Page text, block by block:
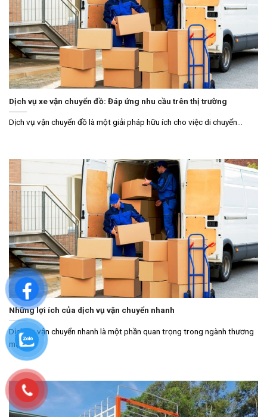
Dịch vụ xe vận chuyển đồ: Đáp ứng nhu cầu trên thị trường
Dịch vụ vận chuyển đồ là một giải pháp hữu ích cho việc di chuyển...
Những lợi ích của dịch vụ vận chuyển nhanh
Dịch vụ vận chuyển nhanh là một phần quan trọng trong ngành thương
mại và...